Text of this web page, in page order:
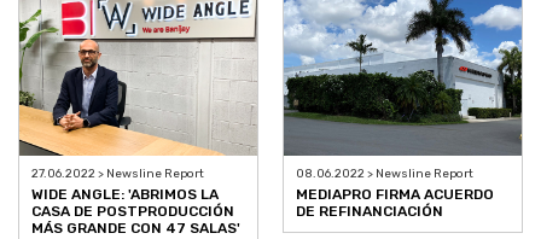
27.06.2022 > Newsline Report
WIDE ANGLE: 'ABRIMOS LA
CASA DE POSTPRODUCCIÓN
MÁS GRANDE CON 47 SALAS'
08.06.2022 > Newsline Report
MEDIAPRO FIRMA ACUERDO
DE REFINANCIACIÓN